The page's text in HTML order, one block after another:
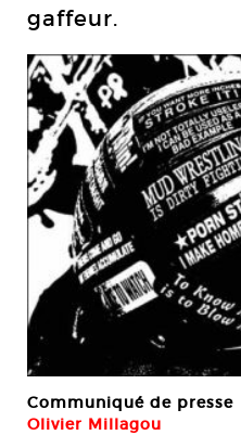
gaffeur.
Communiqué de presse
Olivier Millagou